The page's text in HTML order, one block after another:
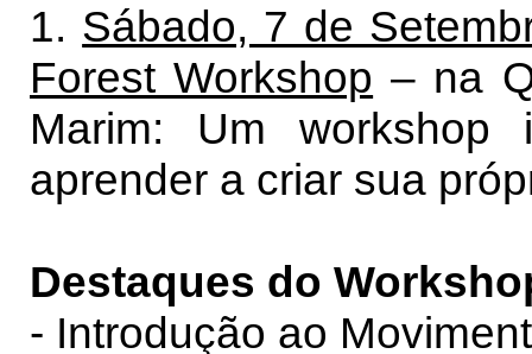
1. Sábado, 7 de
Forest Workshop – na
Marim: Um workshop
aprender a criar sua
Destaques do
- Introdução ao